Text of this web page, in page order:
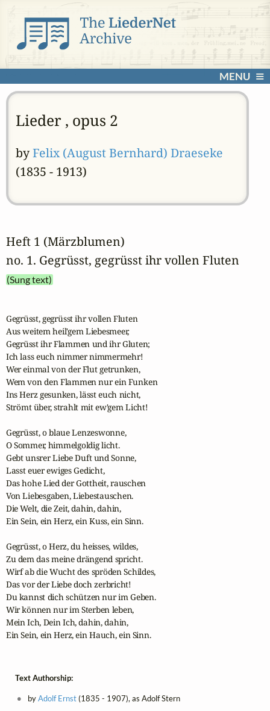
MENU
Lieder , opus 2
byFelix (August Bernhard) Draeseke
(1835 - 1913)
Heft 1 (Märzblumen)
no. 1. Gegrüsst, gegrüsst ihr vollen Fluten
(Sung text)
Gegrüsst, gegrüsst ihr vollen Fluten
Aus weitem heil'gem Liebesmeer,
Gegrüsst ihr Flammen und ihr Gluten;
Ich lass euch nimmer nimmermehr!
Wer einmal von der Flut getrunken,
Wem von den Flammen nur ein Funken
Ins Herz gesunken, lässt euch nicht,
Strömt über, strahlt mit ew'gem Licht!
Gegrüsst, o blaue Lenzeswonne,
O Sommer, himmelgoldig licht.
Gebt unsrer Liebe Duft und Sonne,
Lasst euer ewiges Gedicht,
Das hohe Lied der Gottheit, rauschen
Von Liebesgaben, Liebestauschen.
Die Welt, die Zeit, dahin, dahin,
Ein Sein, ein Herz, ein Kuss, ein Sinn.
Gegrüsst, o Herz, du heisses, wildes,
Zu dem das meine drängend spricht.
Wirf ab die Wucht des spröden Schildes,
Das vor der Liebe doch zerbricht!
Du kannst dich schützen nur im Geben.
Wir können nur im Sterben leben,
Mein Ich, Dein Ich, dahin, dahin,
Ein Sein, ein Herz, ein Hauch, ein Sinn.
Text Authorship:
byAdolf Ernst(1835 - 1907), as Adolf Stern